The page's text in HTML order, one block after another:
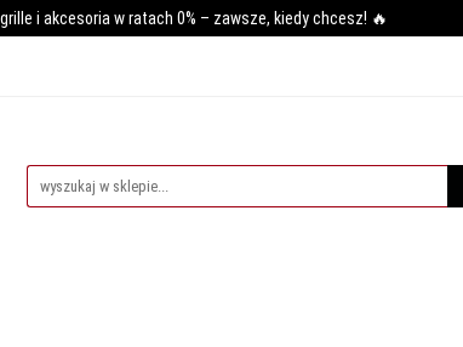
i akcesoria w ratach 0% – zawsze, kiedy chcesz! 🔥
MIĘSO PRZYPRAWY BLOG